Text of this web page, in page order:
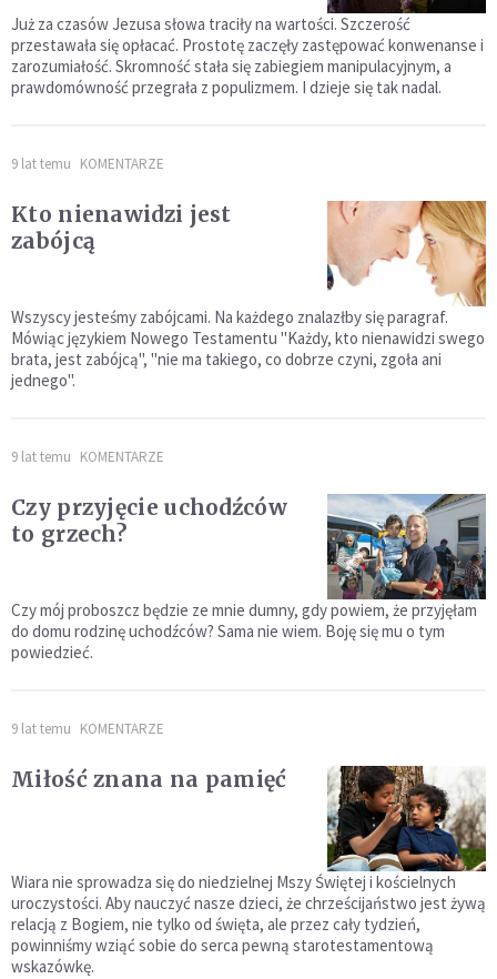
Już za czasów Jezusa słowa traciły na wartości. Szczerość
przestawała się opłacać. Prostotę zaczęły zastępować konwenanse i
zarozumiałość. Skromność stała się zabiegiem manipulacyjnym, a
prawdomówność przegrała z populizmem. I dzieje się tak nadal.
9 lat temu KOMENTARZE
Kto nienawidzi jest
zabójcą
Wszyscy jesteśmy zabójcami. Na każdego znalazłby się paragraf.
Mówiąc językiem Nowego Testamentu "Każdy, kto nienawidzi swego
brata, jest zabójcą", "nie ma takiego, co dobrze czyni, zgoła ani
jednego".
9 lat temu KOMENTARZE
Czy przyjęcie uchodźców
to grzech?
Czy mój proboszcz będzie ze mnie dumny, gdy powiem, że przyjęłam
do domu rodzinę uchodźców? Sama nie wiem. Boję się mu o tym
powiedzieć.
9 lat temu KOMENTARZE
Miłość znana na pamięć
Wiara nie sprowadza się do niedzielnej Mszy Świętej i kościelnych
uroczystości. Aby nauczyć nasze dzieci, że chrześcijaństwo jest żywą
relacją z Bogiem, nie tylko od święta, ale przez cały tydzień,
powinniśmy wziąć sobie do serca pewną starotestamentową
wskazówkę.